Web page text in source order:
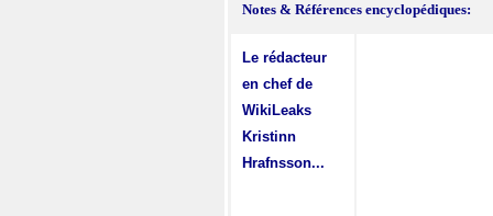
Notes & Références encyclopédiques:
Le rédacteur
en chef de
WikiLeaks
Kristinn
Hrafnsson...